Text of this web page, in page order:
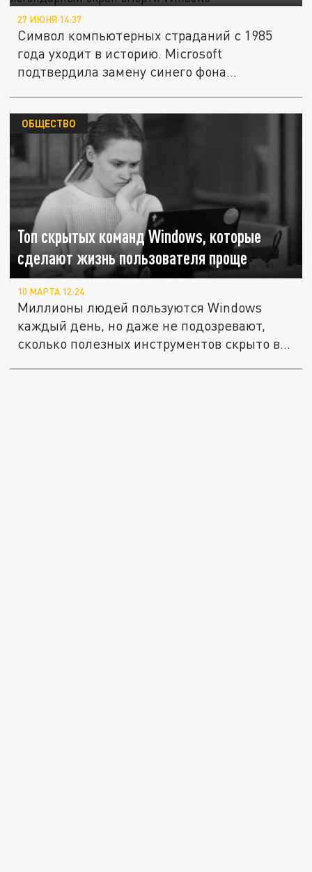
27 ИЮНЯ 14:37
Символ компьютерных страданий с 1985
года уходит в историю. Microsoft
подтвердила замену синего фона...
Топ скрытых команд Windows, которые
сделают жизнь пользователя проще
ОБЩЕСТВО
10 МАРТА 12:24
Миллионы людей пользуются Windows
каждый день, но даже не подозревают,
сколько полезных инструментов скрыто в...